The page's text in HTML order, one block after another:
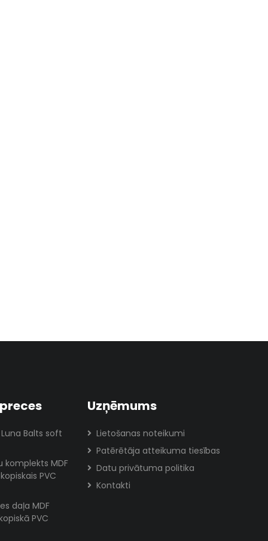
Balts soft
komplekts MDF
PVC
daļa MDF
PVC
Uzņēmums
Lietošanas noteikumi
Patērētāja atteikuma tiesības
Datu privātuma politika
Kontakti